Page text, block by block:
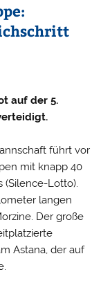
auf der 5.
führt vor
mit knapp 40
(Silence-Lotto).
langen
Der große
Astana, der auf